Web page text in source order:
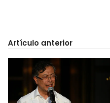
Artículo anterior